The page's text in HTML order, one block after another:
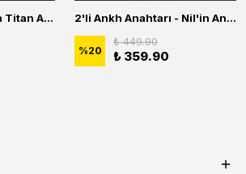
2'li Anime Attack On Titan Acrylic Maria Anime Naruto Erkek Kadın Kolye Seti 2'li Ankh Anahtarı - Nil'in Anahtarı - Kuru Kafa Erkek Kadın Kolye Seti
%20
₺ 449.90
₺ 359.90